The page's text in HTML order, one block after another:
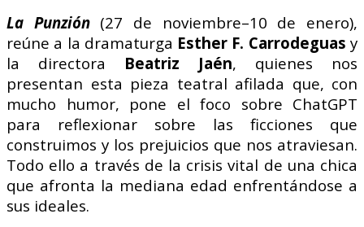
La Punzión(27 de noviembre–10 de enero),
reúne a la dramaturga Esther F. Carrodeguas y
la directora Beatriz Jaén, quienes nos
presentan esta pieza teatral afilada que, con
mucho humor, pone el foco sobre ChatGPT
para reflexionar sobre las ficciones que
construimos y los prejuicios que nos atraviesan.
Todo ello a través de la crisis vital de una chica
que afronta la mediana edad enfrentándose a
sus ideales.